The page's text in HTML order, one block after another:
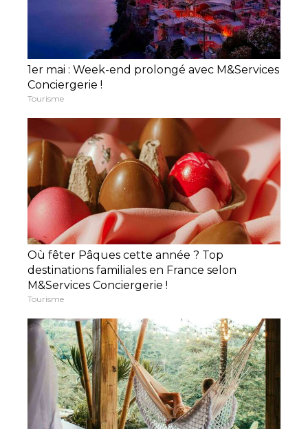
1er mai : Week-end prolongé avec M&Services
Conciergerie !
Tourisme
Où fêter Pâques cette année ? Top
destinations familiales en France selon
M&Services Conciergerie !
Tourisme